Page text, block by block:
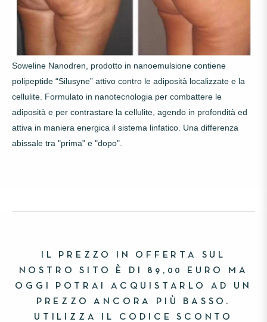
Soweline Nanodren, prodotto in nanoemulsione contiene
polipeptide “Silusyne” attivo contro le adiposità localizzate e la
cellulite. Formulato in nanotecnologia per combattere le
adiposità e per contrastare la cellulite, agendo in profondità ed
attiva in maniera energica il sistema linfatico. Una differenza
abissale tra "prima" e "dopo".
IL PREZZO IN OFFERTA SUL
NOSTRO SITO È DI 89,00 EURO MA
OGGI POTRAI ACQUISTARLO AD UN
PREZZO ANCORA PIÙ BASSO.
UTILIZZA IL CODICE SCONTO